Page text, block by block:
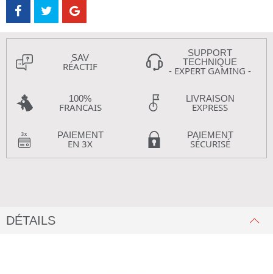
SAV
RÉACTIF
SUPPORT
TECHNIQUE
- EXPERT GAMING -
100%
FRANCAIS
LIVRAISON
EXPRESS
PAIEMENT
EN 3X
PAIEMENT
SÉCURISÉ
DÉTAILS